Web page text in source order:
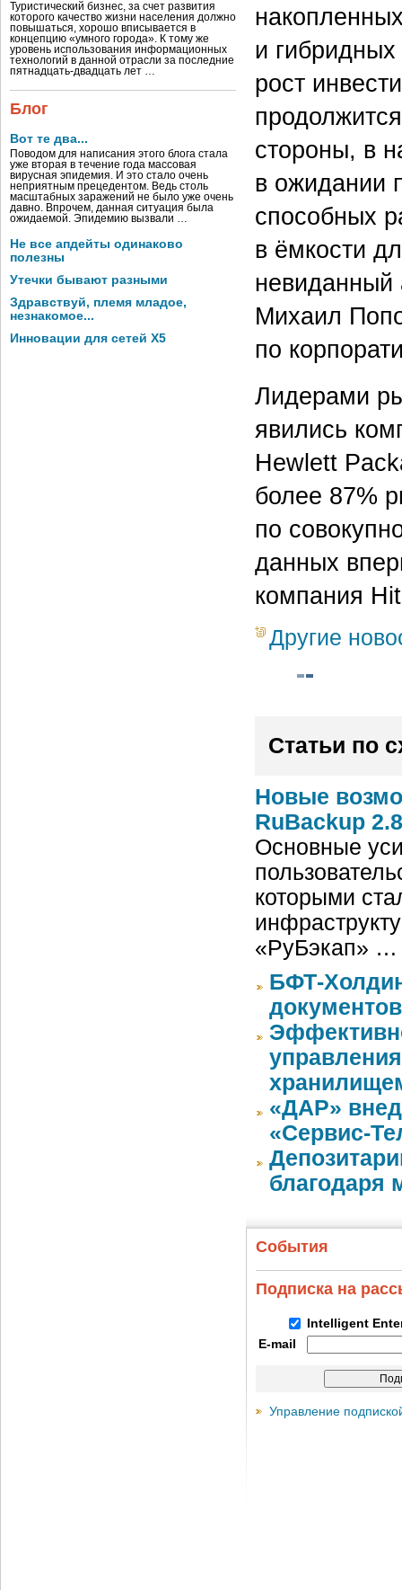
Туристический бизнес, за счет развития
которого качество жизни населения должно
повышаться, хорошо вписывается в
концепцию «умного города». К тому же
уровень использования информационных
технологий в данной отрасли за последние
пятнадцать-двадцать лет …
Блог
Вот те два...
Поводом для написания этого блога стала
уже вторая в течение года массовая
вирусная эпидемия. И это стало очень
неприятным прецедентом. Ведь столь
масштабных заражений не было уже очень
давно. Впрочем, данная ситуация была
ожидаемой. Эпидемию вызвали …
Не все апдейты одинаково
полезны
Утечки бывают разными
Здравствуй, племя младое,
незнакомое...
Инновации для сетей X5
и
рост
стороны, в
в ожидании
способных
в ёмкости
невиданный
Михаил
по
Лидерами
явились
Hewlett
более 87%
по
данных
компания
Другие
Статьи по
Новые
RuBackup 2.8
Основные
которыми
«РуБэкап» …
БФТ-
«ДАР»
«Сервис-
благодаря
События
Подписка на
Intelligent
E-mail
Управление